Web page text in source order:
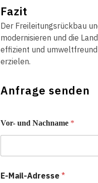
Fazit
Der Freileitungsrückbau
modernisieren und die
effizient und
erzielen.
Anfrage senden
Vor- und Nachname *
E-Mail-Adresse *